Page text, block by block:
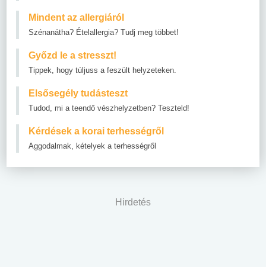
Mindent az allergiáról
Szénanátha? Ételallergia? Tudj meg többet!
Győzd le a stresszt!
Tippek, hogy túljuss a feszült helyzeteken.
Elsősegély tudásteszt
Tudod, mi a teendő vészhelyzetben? Teszteld!
Kérdések a korai terhességről
Aggodalmak, kételyek a terhességről
Hirdetés